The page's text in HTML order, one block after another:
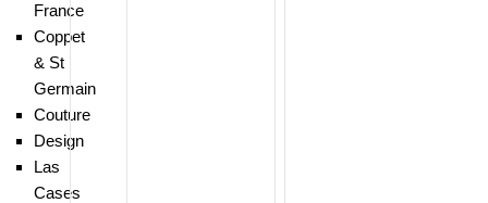
France
Coppet
& St
Germain
Couture
Design
Las
Cases